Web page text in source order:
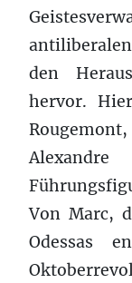
den
hervor.
Von Marc,
Odessas